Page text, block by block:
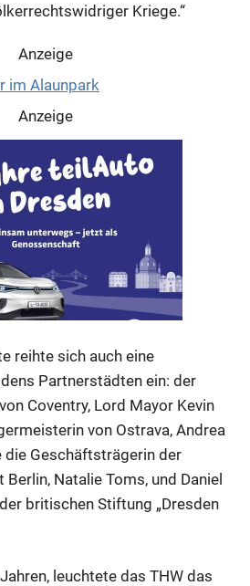
Kriege.“
Anzeige
Anzeige
Anzeige
reihte sich auch eine
Partnerstädten ein: der
Coventry, Lord Mayor Kevin
von Ostrava, Andrea
Geschäftsträgerin der
Natalie Toms, und Daniel
britischen Stiftung „Dresden
leuchtete das THW das